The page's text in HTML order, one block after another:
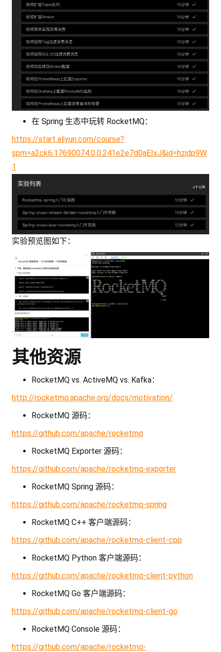
在 Spring 生态中玩转 RocketMQ：
https://start.aliyun.com/course?
spm=a2ck6.17690074.0.0.241e2e7d0aEIxJ&id=hzidp9W
1
实验预览图如下：
其他资源
RocketMQ vs. ActiveMQ vs. Kafka：
http://rocketmq.apache.org/docs/motivation/
RocketMQ 源码：
https://github.com/apache/rocketmq
RocketMQ Exporter 源码：
https://github.com/apache/rocketmq-exporter
RocketMQ Spring 源码：
https://github.com/apache/rocketmq-spring
RocketMQ C++ 客户端源码：
https://github.com/apache/rocketmq-client-cpp
RocketMQ Python 客户端源码：
https://github.com/apache/rocketmq-client-python
RocketMQ Go 客户端源码：
https://github.com/apache/rocketmq-client-go
RocketMQ Console 源码：
https://github.com/apache/rocketmq-